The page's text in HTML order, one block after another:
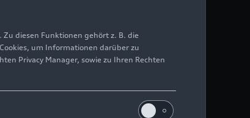
diesen Funktionen gehört z. B. die
um Informationen darüber zu
Privacy Manager, sowie zu Ihren Rechten